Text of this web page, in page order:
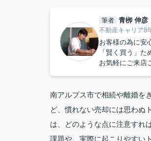
筆者 青栁 伸彦
不動産キャリア8
お客様の為に安
「賢く買う」た
お気軽にご来店
南アルプス市で相続や離婚を
ど、慣れない売却には思わぬ
は、どのような点に注意すれ
課題や、実際に起こりやすい